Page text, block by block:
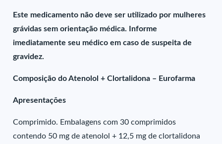
Este medicamento não deve ser utilizado por mulheres
grávidas sem orientação médica. Informe
imediatamente seu médico em caso de suspeita de
gravidez.
Composição do Atenolol + Clortalidona – Eurofarma
Apresentações
Comprimido. Embalagens com 30 comprimidos
contendo 50 mg de atenolol + 12,5 mg de clortalidona